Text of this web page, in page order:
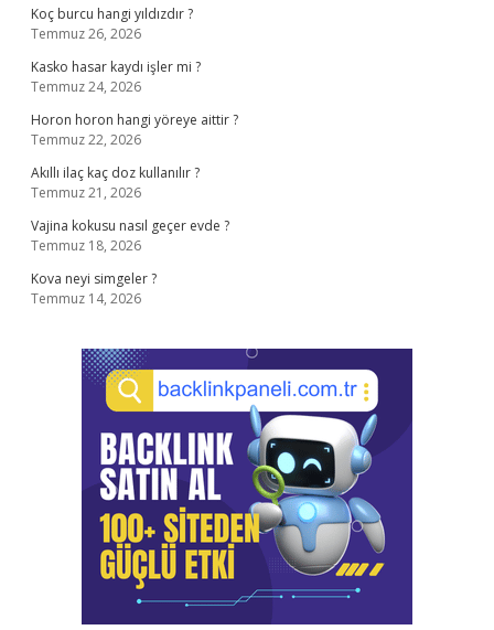
Koç burcu hangi yıldızdır ?
Temmuz 26, 2026
Kasko hasar kaydı işler mi ?
Temmuz 24, 2026
Horon horon hangi yöreye aittir ?
Temmuz 22, 2026
Akıllı ilaç kaç doz kullanılır ?
Temmuz 21, 2026
Vajina kokusu nasıl geçer evde ?
Temmuz 18, 2026
Kova neyi simgeler ?
Temmuz 14, 2026